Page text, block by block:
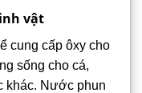
vật
cung cấp ôxy cho
sống cho cá,
khác. Nước phun